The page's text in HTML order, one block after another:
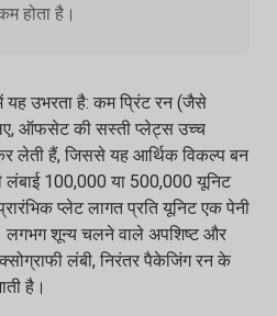
होता है।
उभरता है: कम प्रिंट रन (जैसे
ऑफसेट की सस्ती प्लेट्स उच्च
लेती हैं, जिससे यह आर्थिक विकल्प बन
100,000 या 500,000 यूनिट
प्लेट लागत प्रति यूनिट एक पेनी
लगभग शून्य चलने वाले अपशिष्ट और
लंबी, निरंतर पैकेजिंग रन के
है।